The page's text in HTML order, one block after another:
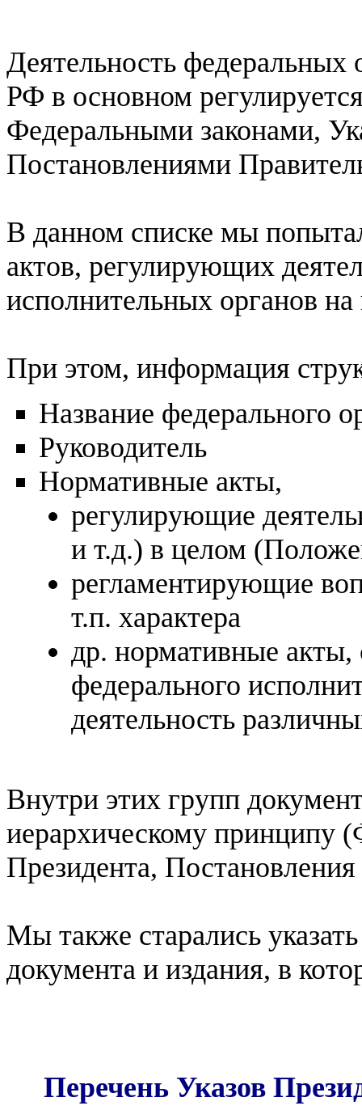
Деятельность федеральных
РФ в основном
Федеральными законами,
Постановлениями
В данном списке мы
актов, регулирующих
исполнительных органов на
При этом, информация
Название федерального
Руководитель
Нормативные акты,
регулирующие
и т.д.) в целом
регламентирующие
т.п. характера
др. нормативные акты,
федерального
деятельность
Внутри этих групп
иерархическому принципу
Президента,
Мы также старались
документа и издания, в
Перечень Указов